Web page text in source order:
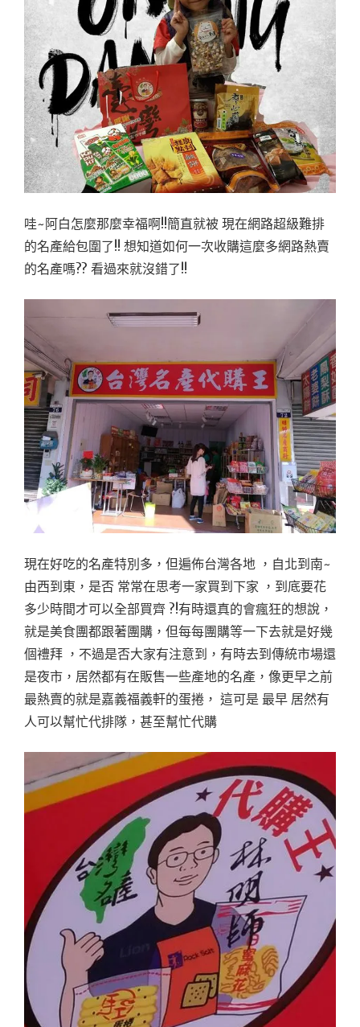
哇~阿白怎麼那麼幸福啊!!簡直就被 現在網路超級難排
的名產給包圍了!! 想知道如何一次收購這麼多網路熱賣
的名產嗎?? 看過來就沒錯了!!
現在好吃的名產特別多，但遍佈台灣各地 ，自北到南~
由西到東，是否 常常在思考一家買到下家 ，到底要花
多少時間才可以全部買齊 ?!有時還真的會瘋狂的想說，
就是美食團都跟著團購，但每每團購等一下去就是好幾
個禮拜 ，不過是否大家有注意到，有時去到傳統市場還
是夜市，居然都有在販售一些產地的名產，像更早之前
最熱賣的就是嘉義福義軒的蛋捲， 這可是 最早 居然有
人可以幫忙代排隊，甚至幫忙代購